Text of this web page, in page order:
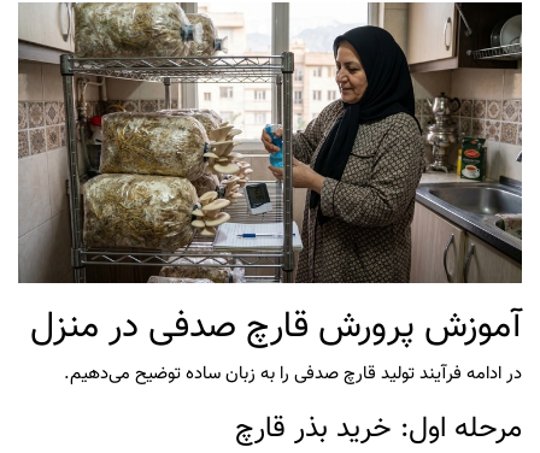
آموزش پرورش قارچ صدفی در منزل
در ادامه فرآیند تولید قارچ صدفی را به زبان ساده توضیح می‌دهیم.
مرحله اول: خرید بذر قارچ